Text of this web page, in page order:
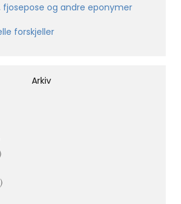
fjosepose og andre eponymer
forskjeller
Arkiv